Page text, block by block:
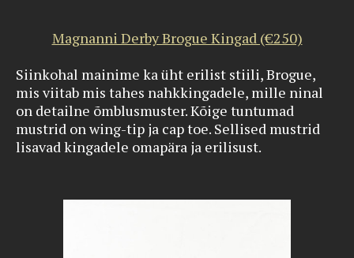
Magnanni Derby Brogue Kingad (€250)
Siinkohal mainime ka üht erilist stiili, Brogue,
mis viitab mis tahes nahkkingadele, mille ninal
on detailne õmblusmuster. Kõige tuntumad
mustrid on wing-tip ja cap toe. Sellised mustrid
lisavad kingadele omapära ja erilisust.